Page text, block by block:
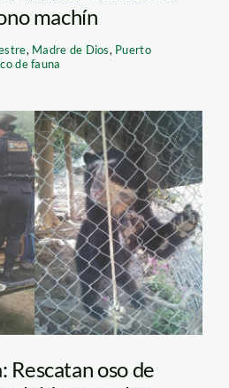
machín
, Madre de Dios, Puerto
de fauna
Rescatan oso de